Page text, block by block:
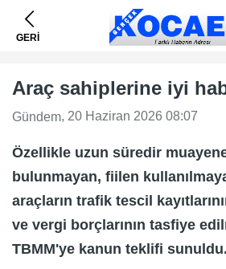
GERİ
Araç sahiplerine iyi
Gündem, 20 Haziran 2026 08:07
Özellikle uzun süredir
bulunmayan, fiilen
araçların trafik tescil
ve vergi borçlarının tasfiye
TBMM'ye kanun teklifi sunuldu.